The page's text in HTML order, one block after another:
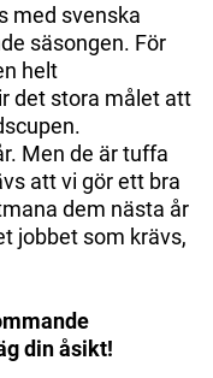
med svenska
säsongen. För
helt
det stora målet att
Men de är tuffa
att vi gör ett bra
dem nästa år
jobbet som krävs,
din åsikt!